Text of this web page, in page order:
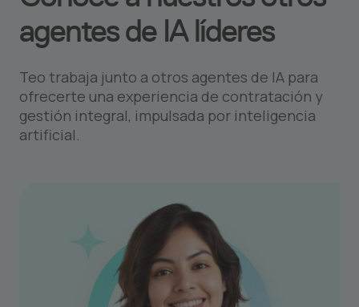
agentes de IA líderes
Teo trabaja junto a otros agentes de IA para
ofrecerte una experiencia de contratación y
gestión integral, impulsada por inteligencia
artificial.